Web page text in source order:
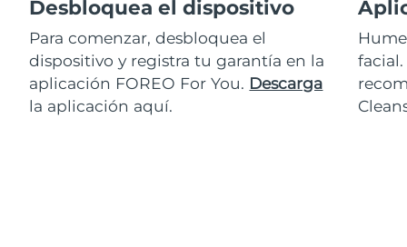
Desbloquea el dispositivo
Para comenzar, desbloquea el
dispositivo y registra tu garantía en la
aplicación FOREO For You. Descarga
la aplicación aquí.